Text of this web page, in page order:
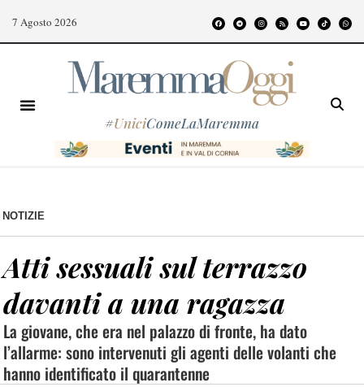
7 Agosto 2026
#UniciComeLaMaremma
NOTIZIE
Atti sessuali sul terrazzo
davanti a una ragazza
La giovane, che era nel palazzo di fronte, ha dato
l’allarme: sono intervenuti gli agenti delle volanti che
hanno identificato il quarantenne